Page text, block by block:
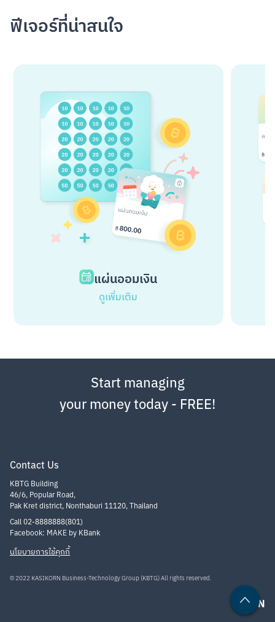
ฟีเจอร์ที่น่าสนใจ
แผ่นออมเงิน
ดูเพิ่มเติม
Contact Us
KBTG Building
46/6, Popular Road,
Pak Kret district, Nonthaburi 11120, Thailand
Call 02-8888888(801)
Facebook: MAKE by KBank
นโยบายการใช้คุกกี้
Start managing
your money today - FREE!
© 2022 KASIKORN Business-Technology Group (KBTG) All rights reserved.
TH EN